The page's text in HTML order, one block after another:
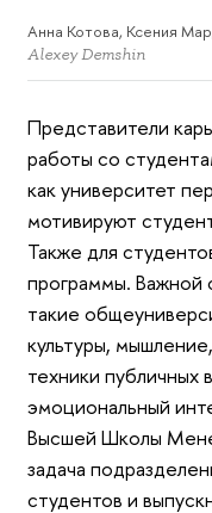
Анна Котова, Ксения
Alexey Demshin
Представители
работы со
как университет
мотивируют
Также для
программы. Важной
такие
культуры,
техники публичных
эмоциональный
Высшей Школы
задача
студентов и